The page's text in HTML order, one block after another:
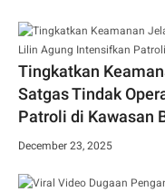
Tingkatkan
Satgas Tindak
Patroli di Kawasan
December 23, 2025